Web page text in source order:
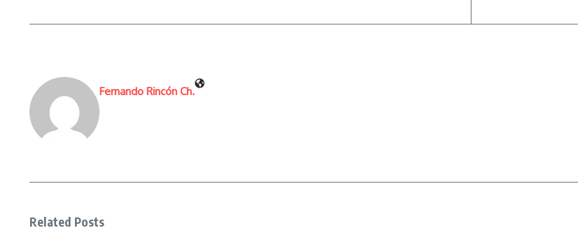
Fernando Rincón Ch.
Related Posts